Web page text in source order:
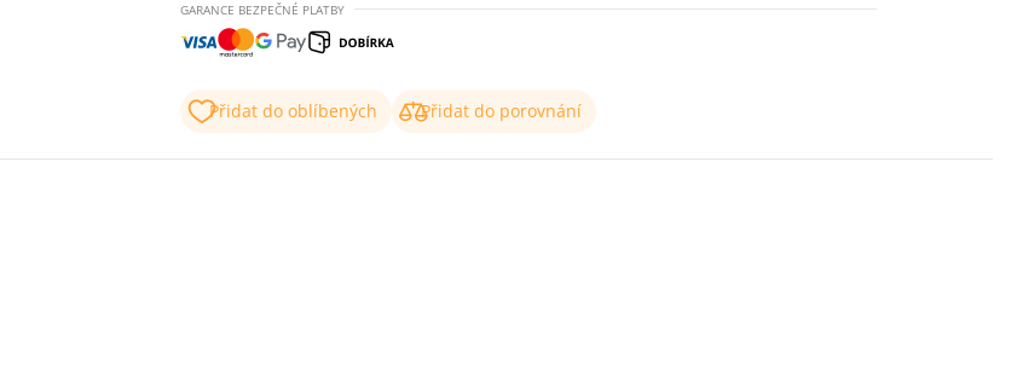
GARANCE BEZPEČNÉ PLATBY
Přidat do oblíbených
Přidat do porovnání